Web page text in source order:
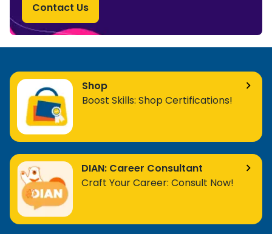
Contact Us
Shop
Boost Skills: Shop Certifications!
DIAN: Career Consultant
Craft Your Career: Consult Now!